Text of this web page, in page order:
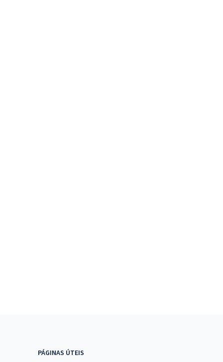
PÁGINAS ÚTEIS